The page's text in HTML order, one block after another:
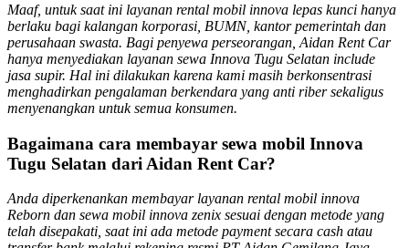
Maaf, untuk saat ini layanan rental mobil innova lepas kunci hanya
berlaku bagi kalangan korporasi, BUMN, kantor pemerintah dan
perusahaan swasta. Bagi penyewa perseorangan, Aidan Rent Car
hanya menyediakan layanan sewa Innova Tugu Selatan include
jasa supir. Hal ini dilakukan karena kami masih berkonsentrasi
menghadirkan pengalaman berkendara yang anti riber sekaligus
menyenangkan untuk semua konsumen.
Bagaimana cara membayar sewa mobil Innova
Tugu Selatan dari Aidan Rent Car?
Anda diperkenankan membayar layanan rental mobil innova
Reborn dan sewa mobil innova zenix sesuai dengan metode yang
telah disepakati, saat ini ada metode payment secara cash atau